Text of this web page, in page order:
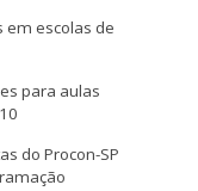
em escolas de
para aulas
do Procon-SP